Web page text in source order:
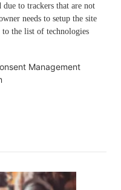
to trackers that are not
needs to setup the site
the list of technologies
Management